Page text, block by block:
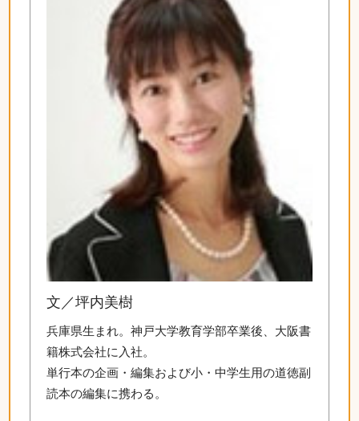
文／坪内美樹
兵庫県生まれ。神戸大学教育学部卒業後、大阪書
籍株式会社に入社。
単行本の企画・編集および小・中学生用の道徳副
読本の編集に携わる。